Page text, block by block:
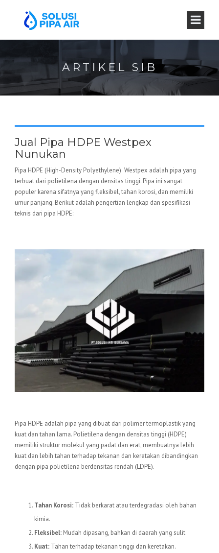
ARTIKEL SIB
Jual Pipa HDPE Westpex
Nunukan
Pipa HDPE (High-Density Polyethylene) Westpex adalah pipa yang
terbuat dari polietilena dengan densitas tinggi. Pipa ini sangat
populer karena sifatnya yang fleksibel, tahan korosi, dan memiliki
umur panjang. Berikut adalah pengertian lengkap dan spesifikasi
teknis dari pipa HDPE:
Pipa HDPE adalah pipa yang dibuat dari polimer termoplastik yang
kuat dan tahan lama. Polietilena dengan densitas tinggi (HDPE)
memiliki struktur molekul yang padat dan erat, membuatnya lebih
kuat dan lebih tahan terhadap tekanan dan keretakan dibandingkan
dengan pipa polietilena berdensitas rendah (LDPE).
Tahan Korosi: Tidak berkarat atau terdegradasi oleh bahan
kimia.
Fleksibel: Mudah dipasang, bahkan di daerah yang sulit.
Kuat: Tahan terhadap tekanan tinggi dan keretakan.